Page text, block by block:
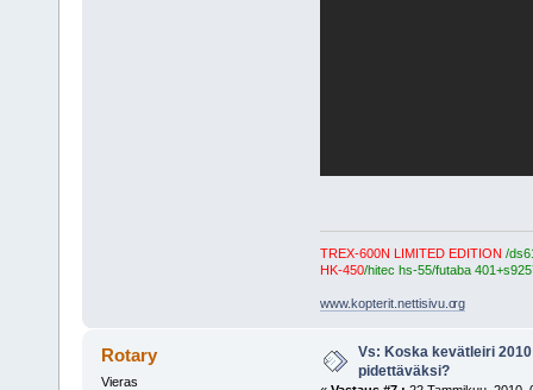
TREX-600N LIMITED EDITION /
HK-450/hitec hs-55/futaba
www.kopterit.nettisivu.org
Rotary
Vieras
Vs: Koska kevätleiri
pidettäväksi?